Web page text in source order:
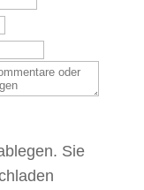
Sie